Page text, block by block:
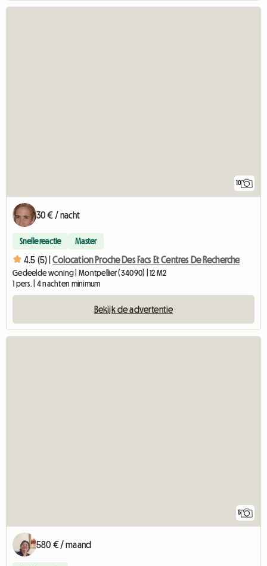
10
30 € / nacht
Snelle reactie Master
4.5 (5) | Colocation Proche Des Facs Et Centres De Recherche
Gedeelde woning | Montpellier (34090) | 12 M2
1 pers. | 4 nachten minimum
Bekijk de advertentie
5
580 € / maand